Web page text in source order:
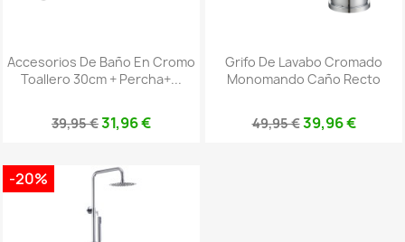
Accesorios De Baño En Cromo
Toallero 30cm + Percha+...
39,95 €31,96 €
Grifo De Lavabo Cromado
Monomando Caño Recto
49,95 €39,96 €
-20%